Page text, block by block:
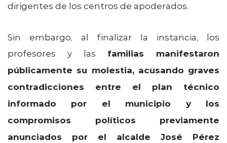
dirigentes de los centros de apoderados.
Sin embargo, al finalizar la instancia, los
profesores y las familias manifestaron
públicamente su molestia, acusando graves
contradicciones entre el plan técnico
informado por el municipio y los
compromisos políticos previamente
anunciados por el alcalde José Pérez